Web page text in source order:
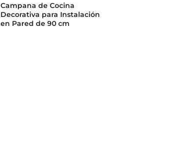
Campana de Cocina
Decorativa para Instalación
en Pared de 90 cm